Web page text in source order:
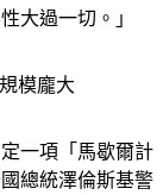
重要。我們會重
一項「馬歇爾計